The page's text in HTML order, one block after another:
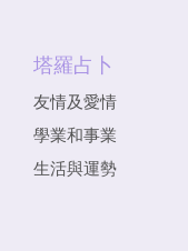
塔羅占卜
友情及愛情
學業和事業
生活與運勢